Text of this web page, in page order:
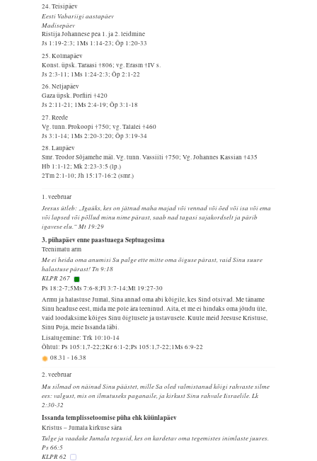
24. Teisipäev
Eesti Vabariigi aastapäev
Madisepäev
Ristija Johannese pea 1. ja 2. leidmine
Js 1:19-2:3; 1Ms 1:14-23; Õp 1:20-33
25. Kolmapäev
Konst. üpsk. Taraasi †806; vg. Erasm †IV s.
Js 2:3-11; 1Ms 1:24-2:3; Õp 2:1-22
26. Neljapäev
Gaza üpsk. Porfiiri †420
Js 2:11-21; 1Ms 2:4-19; Õp 3:1-18
27. Reede
Vg. tunn. Prokoopi †750; vg. Talalei †460
Js 3:1-14; 1Ms 2:20-3:20; Õp 3:19-34
28. Laupäev
Smr. Teodor Sõjamehe mäl. Vg. tunn. Vassiili †750; Vg. Johannes Kassian †435
Hb 1:1-12; Mk 2:23-3:5 (lp.)
2Tm 2:1-10; Jh 15:17-16:2 (smr.)
1. veebruar
Jeesus ütleb: „Igaüks, kes on jätnud maha majad või vennad või õed või isa või ema
või lapsed või põllud minu nime pärast, saab nad tagasi sajakordselt ja pärib
igavese elu.“ Mt 19:29
3. pühapäev enne paastuaega Septuagesima
Teenimatu arm
Me ei heida oma anumisi Su palge ette mitte oma õiguse pärast, vaid Sinu suure
halastuse pärast! Tn 9:18
KLPR 267
Ps 18:2-7;5Ms 7:6-8;Fl 3:7-14;Mt 19:27-30
Armu ja halastuse Jumal, Sina annad oma abi kõigile, kes Sind otsivad. Me täname
Sinu headuse eest, mida me pole ära teeninud. Aita, et me ei hindaks oma jõudu üle,
vaid loodaksime kõiges Sinu õiglusele ja ustavusele. Kuule meid Jeesuse Kristuse,
Sinu Poja, meie Issanda läbi.
Lisalugemine: Trk 10:10-14
Õhtul: Ps 105:1,7-22;2Kr 6:1-2;Ps 105:1,7-22;1Ms 6:9-22
08.31- 16.38
2. veebruar
Mu silmad on näinud Sinu päästet, mille Sa oled valmistanud kõigi rahvaste silme
ees: valgust, mis on ilmutuseks paganaile, ja kirkust Sinu rahvale Iisraelile. Lk
2:30-32
Issanda templissetoomise püha ehk küünlapäev
Kristus – Jumala kirkuse sära
Tulge ja vaadake Jumala tegusid, kes on kardetav oma tegemistes inimlaste juures.
Ps 66:5
KLPR 62